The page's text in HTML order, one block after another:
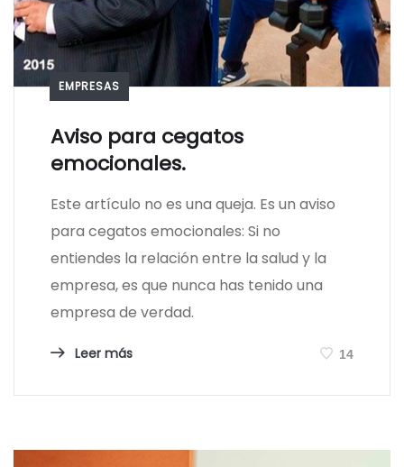
EMPRESAS
Aviso para cegatos
emocionales.
Este artículo no es una queja. Es un aviso
para cegatos emocionales: Si no
entiendes la relación entre la salud y la
empresa, es que nunca has tenido una
empresa de verdad.
Leer más 14